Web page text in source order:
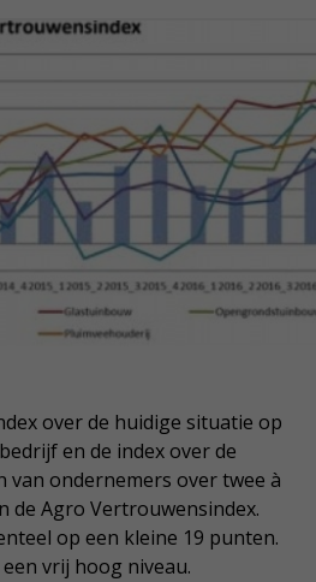
over de huidige situatie op
en de index over de
van ondernemers over twee à
de Agro Vertrouwensindex.
op een kleine 19 punten.
vrij hoog niveau.